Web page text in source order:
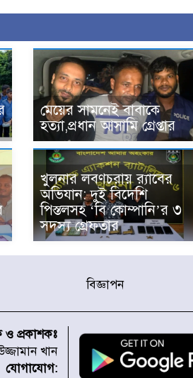
মেয়ের সামনেই বাবাকে
হত্যা,প্রধান আসামি গ্রেপ্তার
খুলনার লবণচরায় র‍্যাবের
অভিযান: দুই বিদেশি
পিস্তলসহ ‘বি কোম্পানি’র ৩
সদস্য গ্রেফতার
বিজ্ঞাপন
ও প্রকাশকঃ
খান
যোগাযোগ: